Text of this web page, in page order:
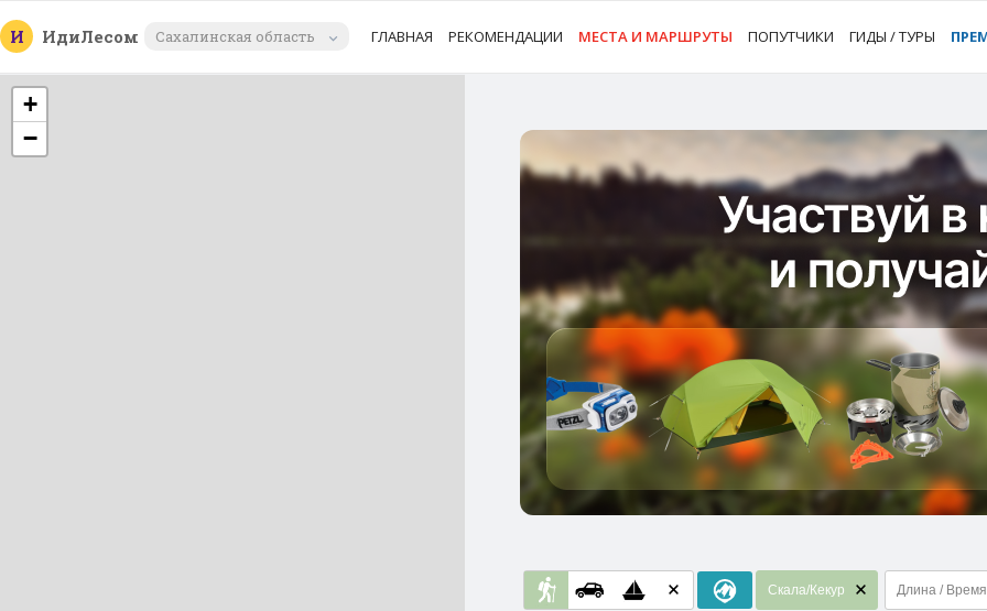
И ИдиЛесом Сахалинская область ГЛАВНАЯ РЕКОМЕНДАЦИИ МЕСТА И МАРШРУТЫ ПОПУТЧИКИ ГИДЫ / ТУРЫ
+
−
Скала/Кекур Длина / Время